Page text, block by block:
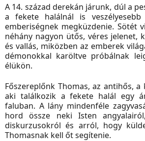
A 14. század derekán járunk, dúl a
a fekete halálnál is
emberiségnek megküzdenie. Sötét
néhány nagyon ütős, véres jelenet,
és vallás, miközben az emberek
démonokkal karöltve próbálnak
élükön.
Főszereplőnk Thomas, az antihős, a
aki találkozik a fekete halál egy
faluban. A lány mindenféle
hord össze neki Isten
diskurzusokról és arról, hogy
Thomasnak kell őt segítenie.